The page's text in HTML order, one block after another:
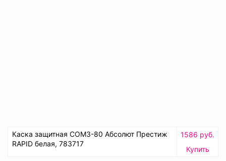
Каска защитная СОМЗ-80 Абсолют Престиж
RAPID белая, 783717
1586 руб.
Купить